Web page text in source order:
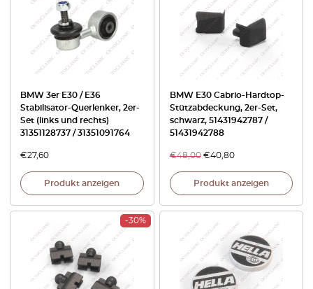
BMW 3er E30 / E36
Stabilisator-Querlenker, 2er-
Set (links und rechts)
31351128737 / 31351091764
€27,60
Produkt anzeigen
BMW E30 Cabrio-Hardtop-
Stützabdeckung, 2er-Set,
schwarz, 51431942787 /
51431942788
€48,00 €40,80
Produkt anzeigen
-30%